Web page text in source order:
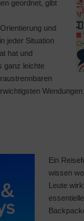
geordnet, gibt
und
jeder Situation
hat und
ganz leichte
Wendungen.
Ein
wissen
Leute